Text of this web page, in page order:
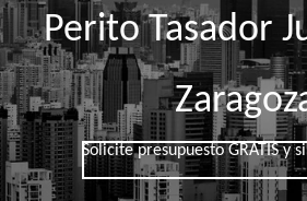
Perito Tasador
Solicite presupuesto GRATIS y